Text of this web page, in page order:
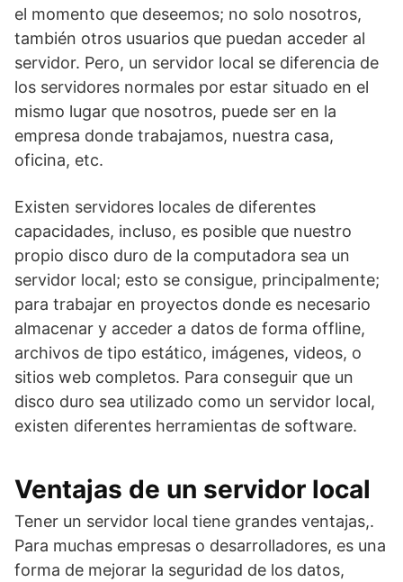
el momento que deseemos; no solo nosotros,
también otros usuarios que puedan acceder al
servidor. Pero, un servidor local se diferencia de
los servidores normales por estar situado en el
mismo lugar que nosotros, puede ser en la
empresa donde trabajamos, nuestra casa,
oficina, etc.
Existen servidores locales de diferentes
capacidades, incluso, es posible que nuestro
propio disco duro de la computadora sea un
servidor local; esto se consigue, principalmente;
para trabajar en proyectos donde es necesario
almacenar y acceder a datos de forma offline,
archivos de tipo estático, imágenes, videos, o
sitios web completos. Para conseguir que un
disco duro sea utilizado como un servidor local,
existen diferentes herramientas de software.
Ventajas de un servidor local
Tener un servidor local tiene grandes ventajas,.
Para muchas empresas o desarrolladores, es una
forma de mejorar la seguridad de los datos,